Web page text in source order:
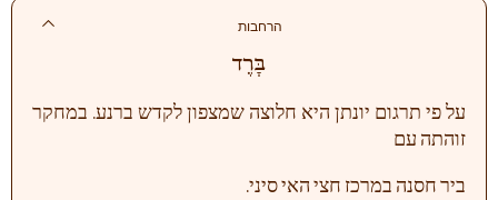
הרחבות
בָּרֶד
על פי תרגום יונתן היא חלוצה שמצפון לקדש ברנע. במחקר
זוהתה עם
ביר חסנה במרכז חצי האי סיני.